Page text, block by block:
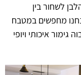
לשחור בין
מחפשים במטבח
איכותי ויופי